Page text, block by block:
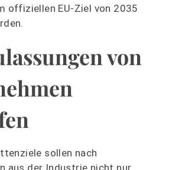
offiziellen EU-Ziel von 2035
von
sollen nach
aus der Industrie nicht nur